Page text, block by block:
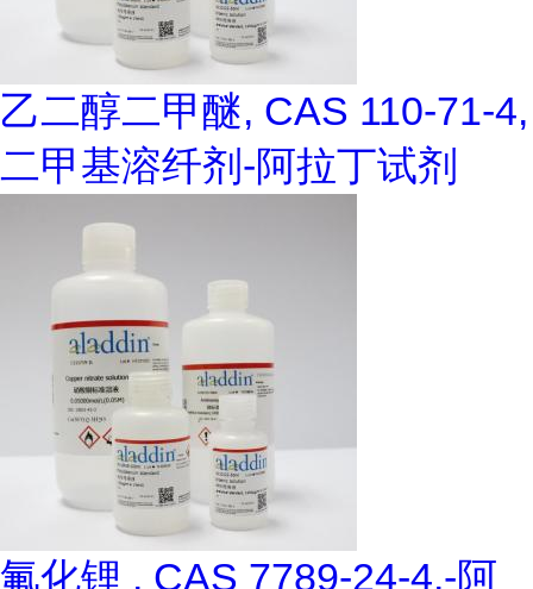
乙二醇二甲醚, CAS 110-71-4,
二甲基溶纤剂-阿拉丁试剂
氟化锂 , CAS 7789-24-4,-阿